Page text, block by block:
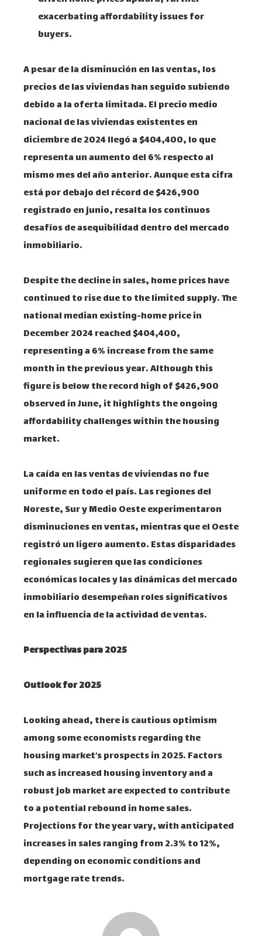
exacerbating affordability issues for
buyers.
A pesar de la disminución en las ventas, los
precios de las viviendas han seguido subiendo
debido a la oferta limitada. El precio medio
nacional de las viviendas existentes en
diciembre de 2024 llegó a $404,400, lo que
representa un aumento del 6% respecto al
mismo mes del año anterior. Aunque esta cifra
está por debajo del récord de $426,900
registrado en junio, resalta los continuos
desafíos de asequibilidad dentro del mercado
inmobiliario.
Despite the decline in sales, home prices have
continued to rise due to the limited supply. The
national median existing-home price in
December 2024 reached $404,400,
representing a 6% increase from the same
month in the previous year. Although this
figure is below the record high of $426,900
observed in June, it highlights the ongoing
affordability challenges within the housing
market.
La caída en las ventas de viviendas no fue
uniforme en todo el país. Las regiones del
Noreste, Sur y Medio Oeste experimentaron
disminuciones en ventas, mientras que el Oeste
registró un ligero aumento. Estas disparidades
regionales sugieren que las condiciones
económicas locales y las dinámicas del mercado
inmobiliario desempeñan roles significativos
en la influencia de la actividad de ventas.
Perspectivas para 2025
Outlook for 2025
Looking ahead, there is cautious optimism
among some economists regarding the
housing market’s prospects in 2025. Factors
such as increased housing inventory and a
robust job market are expected to contribute
to a potential rebound in home sales.
Projections for the year vary, with anticipated
increases in sales ranging from 2.3% to 12%,
depending on economic conditions and
mortgage rate trends.